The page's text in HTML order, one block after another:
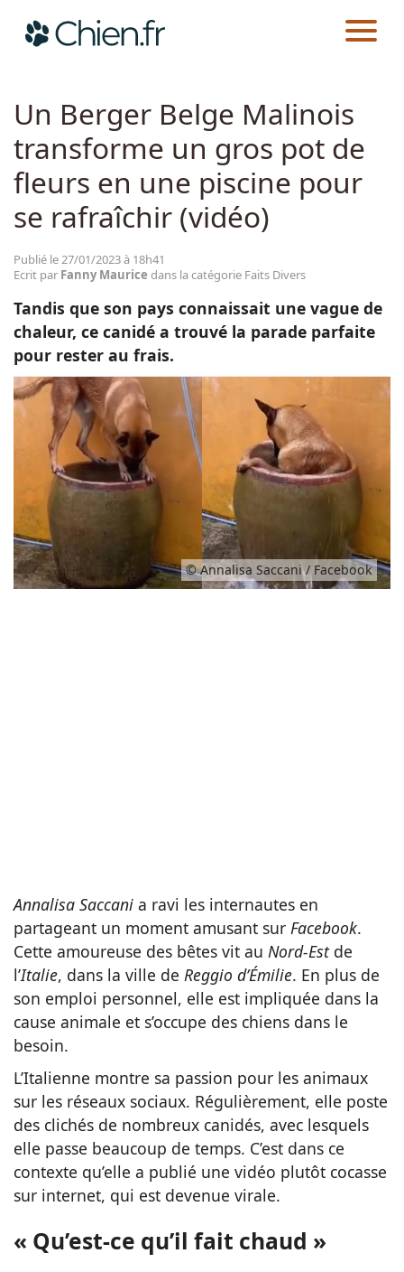
Races
Guides
CHIEN.FR ACTUALITÉS
Un Berger Belge Malinois
transforme un gros pot de
fleurs en une piscine pour
se rafraîchir (vidéo)
Publié le 27/01/2023 à 18h41
Ecrit par Fanny Maurice dans la catégorie Faits Divers
Tandis que son pays connaissait une vague de
chaleur, ce canidé a trouvé la parade parfaite
pour rester au frais.
© Annalisa Saccani / Facebook
Annalisa Saccani a ravi les internautes en
partageant un moment amusant sur Facebook.
Cette amoureuse des bêtes vit au Nord-Estde
l’Italie, dans la ville de Reggio d’Émilie. En plus de
son emploi personnel, elle est impliquée dans la
cause animale et s’occupe des chiens dans le
besoin.
L’Italienne montre sa passion pour les animaux
sur les réseaux sociaux. Régulièrement, elle poste
des clichés de nombreux canidés, avec lesquels
elle passe beaucoup de temps. C’est dans ce
contexte qu’elle a publié une vidéo plutôt cocasse
sur internet, qui est devenue virale.
« Qu’est-ce qu’il fait chaud »